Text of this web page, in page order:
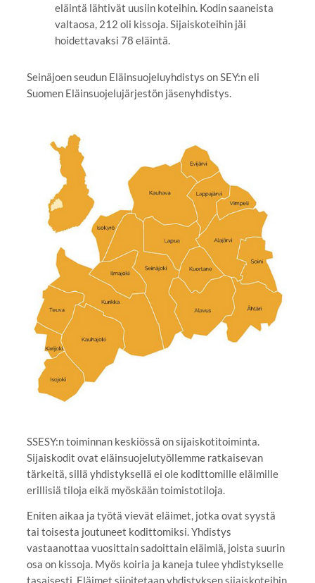
eläintä lähtivät uusiin koteihin. Kodin saaneista
valtaosa, 212 oli kissoja. Sijaiskoteihin jäi
hoidettavaksi 78 eläintä.
Seinäjoen seudun Eläinsuojeluyhdistys on SEY:n eli
Suomen Eläinsuojelujärjestön jäsenyhdistys.
SSESY:n toiminnan keskiössä on sijaiskotitoiminta.
Sijaiskodit ovat eläinsuojelutyöllemme ratkaisevan
tärkeitä, sillä yhdistyksellä ei ole kodittomille eläimille
erillisiä tiloja eikä myöskään toimistotiloja.
Eniten aikaa ja työtä vievät eläimet, jotka ovat syystä
tai toisesta joutuneet kodittomiksi. Yhdistys
vastaanottaa vuosittain sadoittain eläimiä, joista suurin
osa on kissoja. Myös koiria ja kaneja tulee yhdistykselle
tasaisesti. Eläimet sijoitetaan yhdistyksen sijaiskoteihin